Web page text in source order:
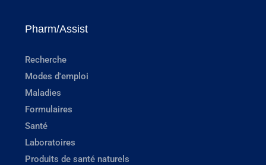
Pharm/Assist
Recherche
Modes d'emploi
Maladies
Formulaires
Santé
Laboratoires
Produits de santé naturels